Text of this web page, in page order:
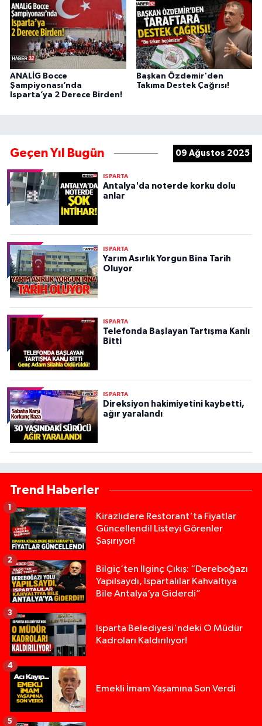
ANALİG Bocce
Şampiyonası’nda
Isparta’ya 2 Derece Birden!
Başkan Özdemir'den
Takıma Destek Çağrısı!
Geçen Yıl Bugün 09 Ağustos 2025
ISPARTA
Antalya'da noterde korku dolu
anlar
ISPARTA
Yarım Asırlık Yorgun Bina Tarih
Oluyor
ISPARTA
Telefonda Başlayan Tartışma Kanlı
Bitti
ISPARTA
Direksiyon hakimiyetini kaybetti,
ağır yaralandı
Trend Haberler
Kirazlıdere Restorant'ta Fiyatlar
Güncellendi! Listeyi Görenler
Şaşırıyor!
1
Bilgiç’ten İlginç Çıkış: “Dereboğazı
Yapılsaydı, Ispartalılar Kahvaltıya
Bile Antalya’ya Giderdi”
2
Isparta Belediyesi'ndeki O Müdür
Kadroları Kaldırılıyor!
3
Emekli İmam Yaşamına Son Verdi
4
5